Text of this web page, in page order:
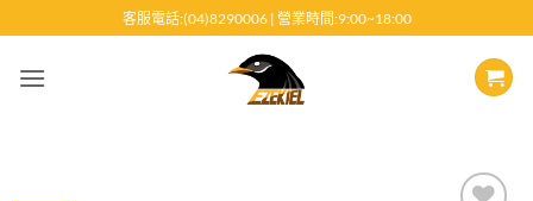
至
客服電話:(04)8290006 | 營業時間:9:00~18:00